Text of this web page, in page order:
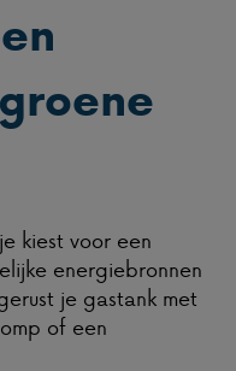
kiest voor een
energiebronnen
je gastank met
of een